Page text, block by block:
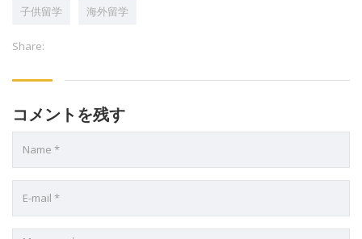
子供留学 海外留学
Share:
コメントを残す